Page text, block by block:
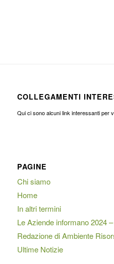
COLLEGAMENTI
Qui ci sono alcuni link interessanti per
PAGINE
Chi siamo
Home
In altri termini
Le Aziende informano 2024
Redazione di Ambiente
Ultime Notizie